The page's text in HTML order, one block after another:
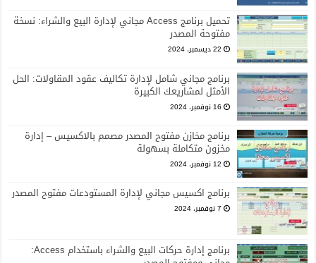
تحميل برنامج Access مجاني لإدارة البيع والشراء: نسخة
مفتوحة المصدر
22 ديسمبر، 2024
برنامج مجاني شامل لإدارة تكاليف عقود المقاولات: الحل
الأمثل لمشاريعك الكبيرة
16 نوفمبر، 2024
برنامج مخازن مفتوح المصدر مصمم بالاكسيس – إدارة
مخزون متكاملة بسهولة
12 نوفمبر، 2024
برنامج اكسيس مجاني لإدارة المستودعات مفتوح المصدر
7 نوفمبر، 2024
برنامج إدارة حركات البيع والشراء باستخدام Access: